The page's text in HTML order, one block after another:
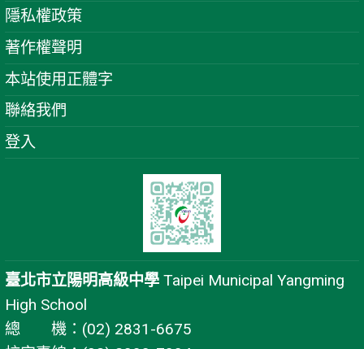
隱私權政策
著作權聲明
本站使用正體字
聯絡我們
登入
臺北市立陽明高級中學 Taipei Municipal Yangming
High School
總 機：(02) 2831-6675